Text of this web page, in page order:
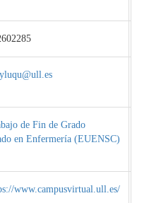
de Fin de Grado
en Enfermería (EUENSC)
www.campusvirtual.ull.es/